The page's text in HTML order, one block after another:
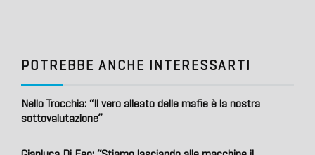
POTREBBE ANCHE INTERESSARTI
Nello Trocchia: “Il vero alleato delle mafie è la nostra
sottovalutazione”